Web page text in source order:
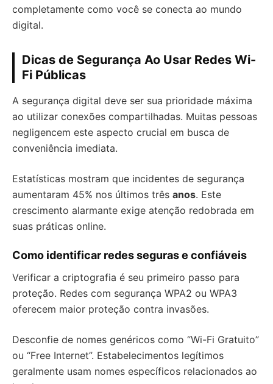
completamente como você se conecta ao mundo
digital.
Dicas de Segurança Ao Usar Redes Wi-
Fi Públicas
A segurança digital deve ser sua prioridade máxima
ao utilizar conexões compartilhadas. Muitas pessoas
negligencem este aspecto crucial em busca de
conveniência imediata.
Estatísticas mostram que incidentes de segurança
aumentaram 45% nos últimos três anos. Este
crescimento alarmante exige atenção redobrada em
suas práticas online.
Como identificar redes seguras e confiáveis
Verificar a criptografia é seu primeiro passo para
proteção. Redes com segurança WPA2 ou WPA3
oferecem maior proteção contra invasões.
Desconfie de nomes genéricos como “Wi-Fi Gratuito”
ou “Free Internet”. Estabelecimentos legítimos
geralmente usam nomes específicos relacionados ao